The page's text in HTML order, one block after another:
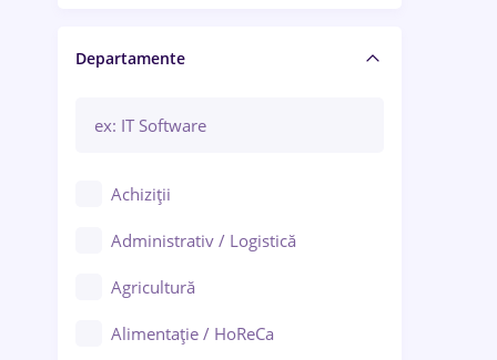
Brașov
Bacău
Galați (Galați)
Ploiești
Departamente
Achiziții
Administrativ / Logistică
Agricultură
Alimentație / HoReCa